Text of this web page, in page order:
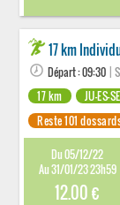
17 km
Départ : 09:30 |
17 km
JU-ES-
Reste 101
Du 05/12/22
Au 31/01/23 23h59
12.00 €